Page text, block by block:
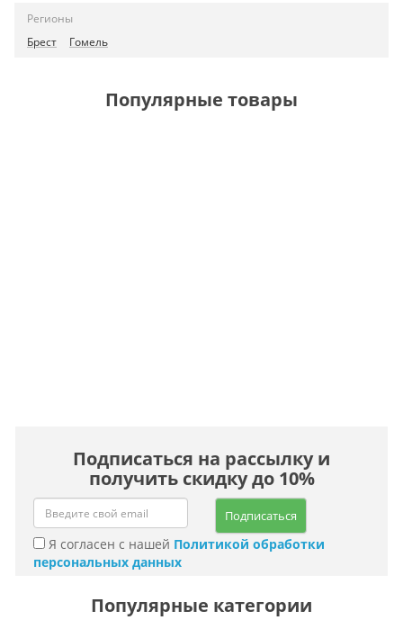
Регионы
Брест
Гомель
Популярные товары
Подписаться на рассылку и
получить скидку до 10%
Подписаться
Я согласен с нашей Политикой обработки
персональных данных
Популярные категории